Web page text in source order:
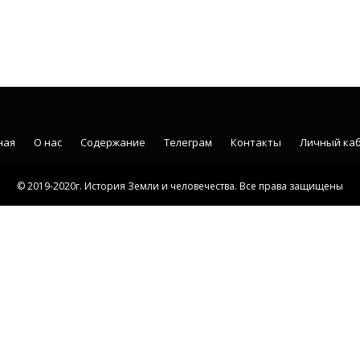
© 2019-2020г. История Земли и человечества. Все права защищены
О нас Содержание Телеграм Контакты Личный